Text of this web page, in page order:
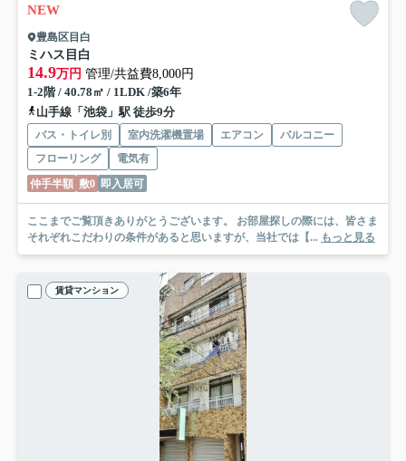
NEW
豊島区目白
ミハス目白
14.9万円 管理/共益費8,000円
1-2階 / 40.78㎡ / 1LDK /築6年
山手線「池袋」駅 徒歩9分
バス・トイレ別 室内洗濯機置場 エアコン
バルコニー
フローリング
電気有
仲手半額 敷0 即入居可
ここまでご覧頂きありがとうございます。 お部屋探しの際には、皆さま
それぞれこだわりの条件があると思いますが、当社では【... もっと見る
賃貸マンション